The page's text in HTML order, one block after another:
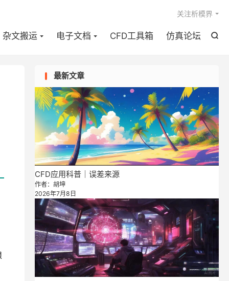

杂文搬运 电子文档 CFD工具箱 仿真论坛
关注析模界
最新文章
CFD应用科普｜误差来源
作者：胡坤
2026年7月8日